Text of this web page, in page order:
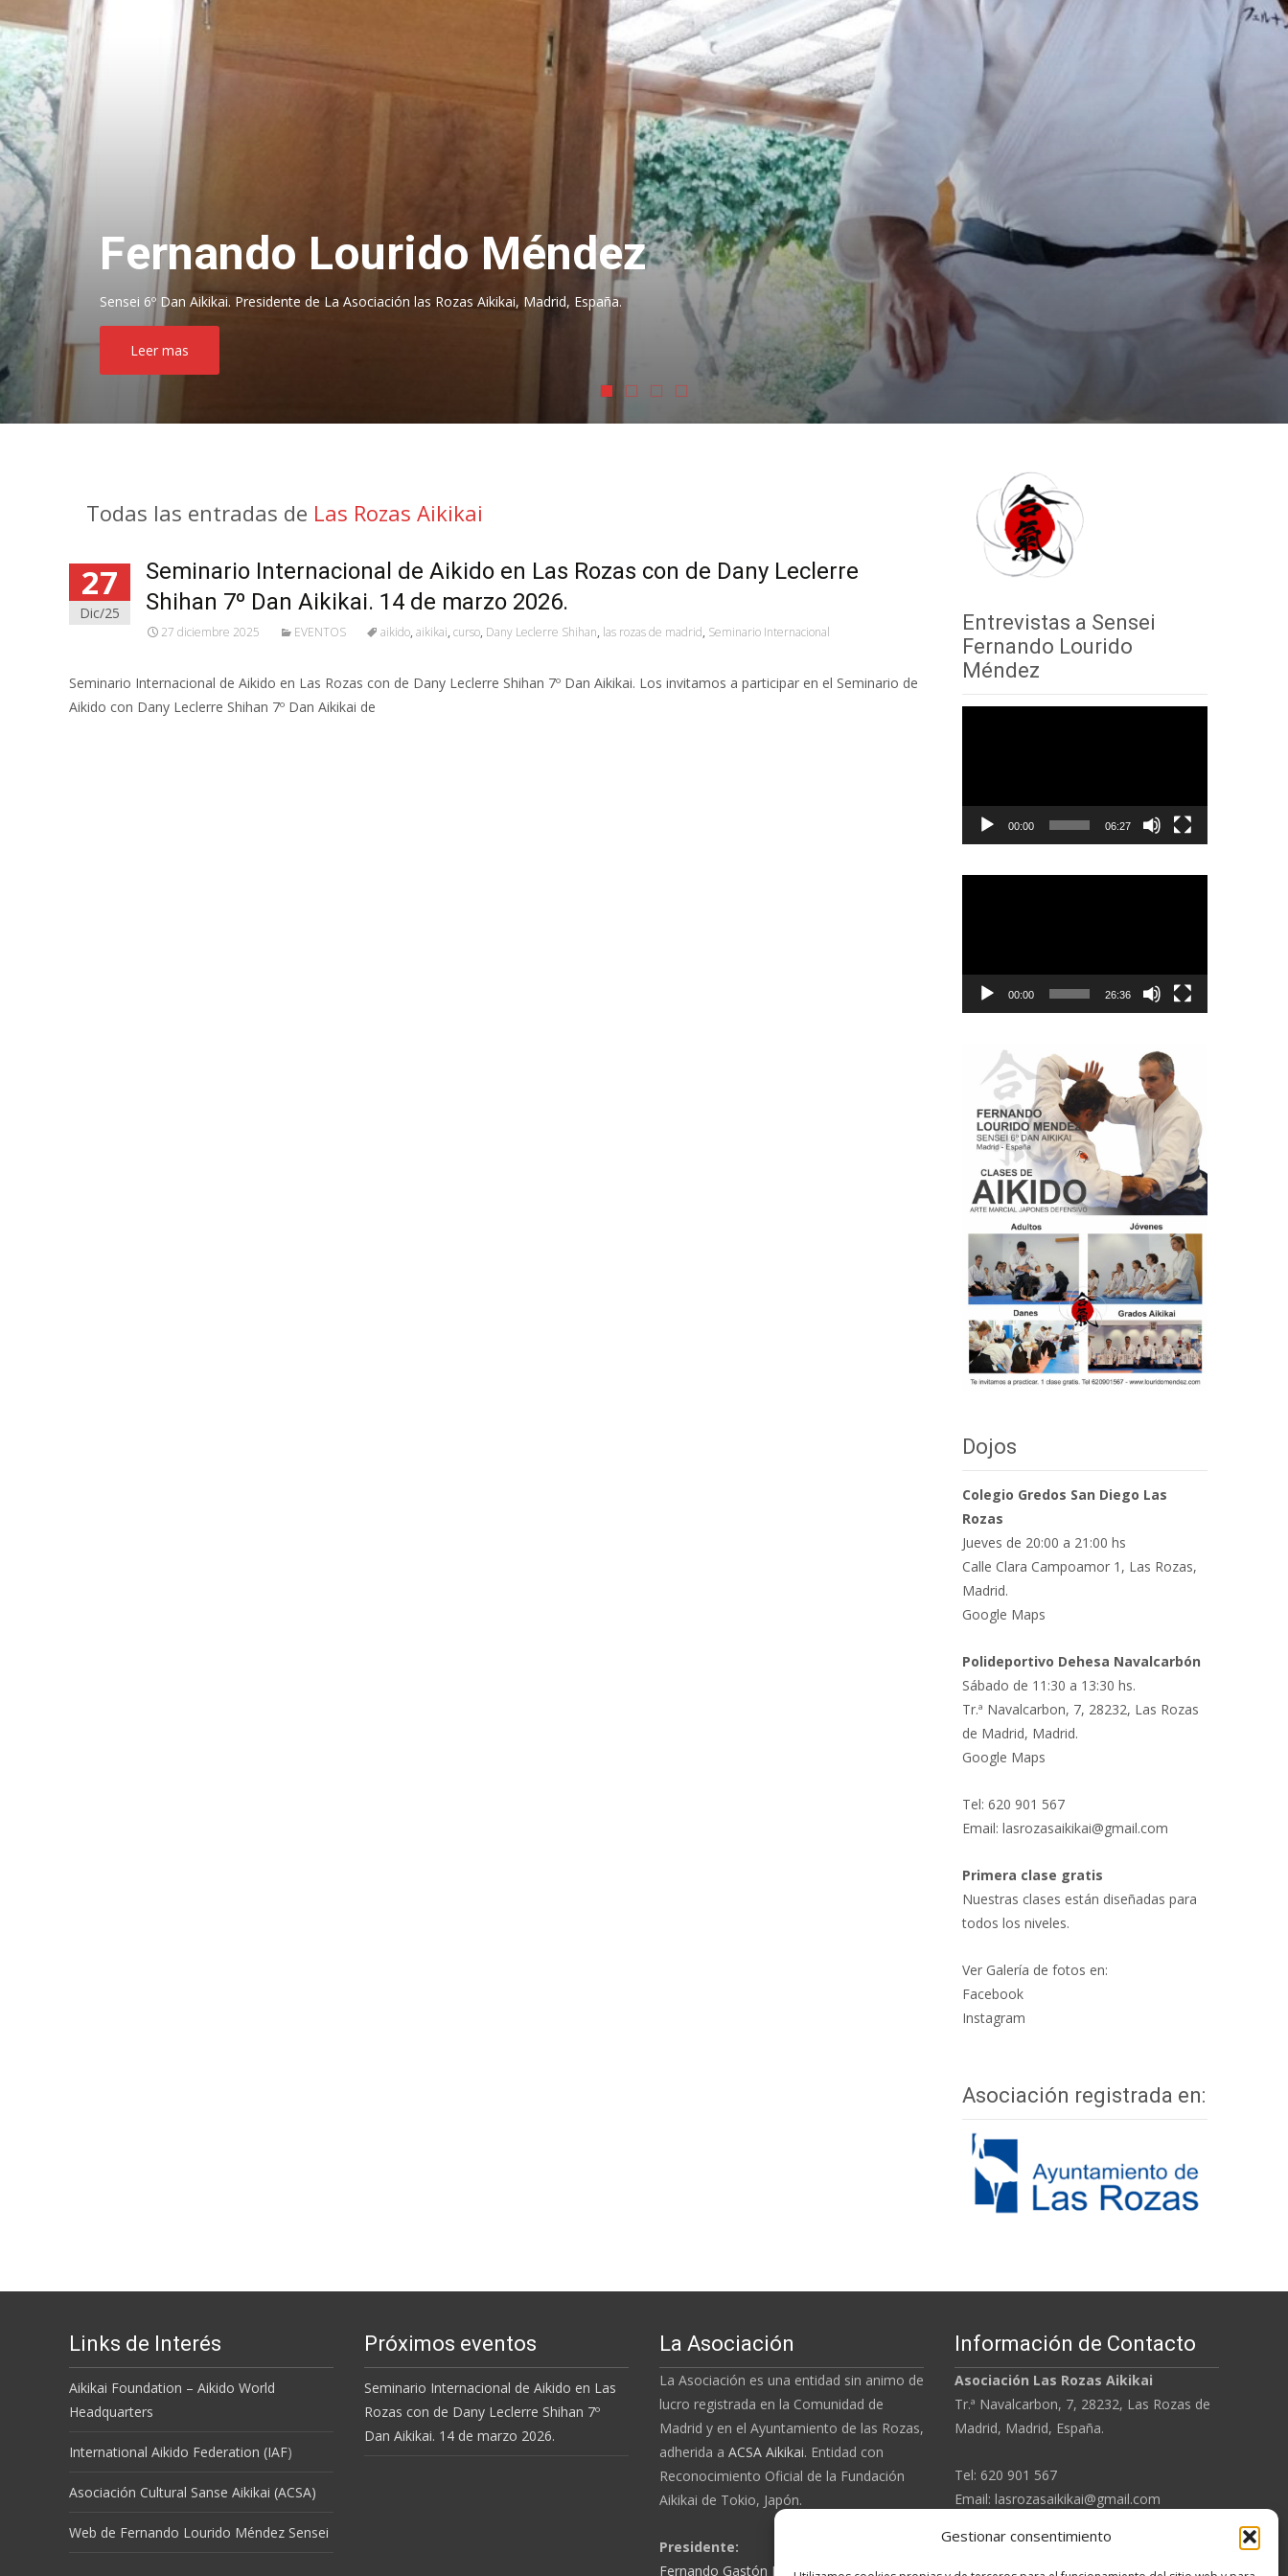
Gestionar consentimiento
Fernando Lourido Méndez
Sensei 6º Dan Aikikai. Presidente de La Asociación las Rozas Aikikai, Madrid, España.
Leer mas
Todas las entradas de Las Rozas Aikikai
27
Dic/25
Seminario Internacional de Aikido en Las Rozas con de Dany Leclerre
Shihan 7º Dan Aikikai. 14 de marzo 2026.
27 diciembre 2025 EVENTOS aikido, aikikai, curso, Dany Leclerre Shihan, las rozas de madrid, Seminario Internacional
Seminario Internacional de Aikido en Las Rozas con de Dany Leclerre Shihan 7º Dan Aikikai. Los invitamos a participar en el Seminario de
Aikido con Dany Leclerre Shihan 7º Dan Aikikai de
Entrevistas a Sensei
Fernando Lourido
Méndez
00:00 06:27
00:00 26:36
Dojos
Colegio Gredos San Diego Las
Rozas
Jueves de 20:00 a 21:00 hs
Calle Clara Campoamor 1, Las Rozas,
Madrid.
Google Maps
Polideportivo Dehesa Navalcarbón
Sábado de 11:30 a 13:30 hs.
Tr.ª Navalcarbon, 7, 28232, Las Rozas
de Madrid, Madrid.
Google Maps
Tel: 620 901 567
Email: lasrozasaikikai@gmail.com
Primera clase gratis
Nuestras clases están diseñadas para
todos los niveles.
Ver Galería de fotos en:
Facebook
Instagram
Asociación registrada en:
Links de Interés
Aikikai Foundation – Aikido World
Headquarters
International Aikido Federation (IAF)
Asociación Cultural Sanse Aikikai (ACSA)
Web de Fernando Lourido Méndez Sensei
Próximos eventos
Seminario Internacional de Aikido en Las
Rozas con de Dany Leclerre Shihan 7º
Dan Aikikai. 14 de marzo 2026.
La Asociación
La Asociación es una entidad sin animo de
lucro registrada en la Comunidad de
Madrid y en el Ayuntamiento de las Rozas,
adherida a ACSA Aikikai. Entidad con
Reconocimiento Oficial de la Fundación
Aikikai de Tokio, Japón.
Presidente:
Fernando Gastón Lourido MéndezSensei
Información de Contacto
Asociación Las Rozas Aikikai
Tr.ª Navalcarbon, 7, 28232, Las Rozas de
Madrid, Madrid, España.
Tel: 620 901 567
Email: lasrozasaikikai@gmail.com